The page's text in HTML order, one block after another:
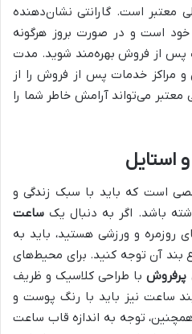
معتبر است. گارانتی نشان‌دهنده
است و در صورت بروز هرگونه
پس از فروش بهره‌مند شوید. مدت
و مراکز خدمات پس از فروش را از
معتبر می‌تواند آرامش خاطر شما را
استایل
است که باید با سبک زندگی و
باشد. اگر به دنبال یک ساعت
روزمره و ورزشی هستید، باید به
بند آن توجه کنید. برای محیط‌های
با طراحی کلاسیک و ظریف
ساعت نیز باید با رنگ پوست و
توجه به اندازه قاب ساعت